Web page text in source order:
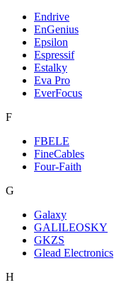
Endrive
EnGenius
Epsilon
Espressif
Estalky
Eva Pro
EverFocus
F
FBELE
FineCables
Four-Faith
G
Galaxy
GALILEOSKY
GKZS
Glead Electronics
H